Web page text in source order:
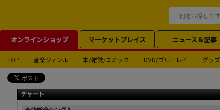
オンラインショップ マーケットプレイス ニュース＆記事
TOP 音楽ジャンル 本/雑誌/コミック DVD/ブルーレイ グッズ
チャート